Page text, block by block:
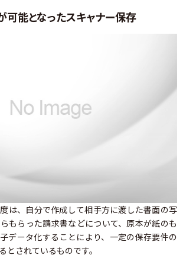
可能となったスキャナー保存
は、自分で作成して相手方に渡した書面の写
もらった請求書などについて、原本が紙のも
データ化することにより、一定の保存要件の
とされているものです。